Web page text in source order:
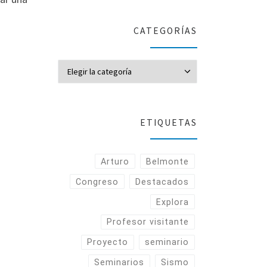
CATEGORÍAS
ETIQUETAS
Arturo Belmonte
Congreso Destacados
Explora
Profesor visitante
Proyecto seminario
Seminarios Sismo